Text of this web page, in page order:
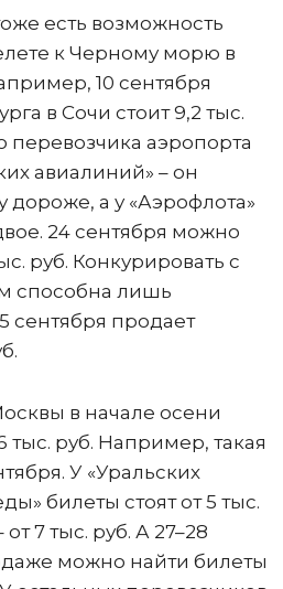
есть возможность
к Черному морю в
10 сентября
в Сочи стоит 9,2 тыс.
перевозчика аэропорта
авиалиний» – он
а у «Аэрофлота»
24 сентября можно
руб. Конкурировать с
способна лишь
сентября продает
в начале осени
тыс. руб. Например, такая
У «Уральских
билеты стоят от 5 тыс.
7 тыс. руб. А 27–28
можно найти билеты